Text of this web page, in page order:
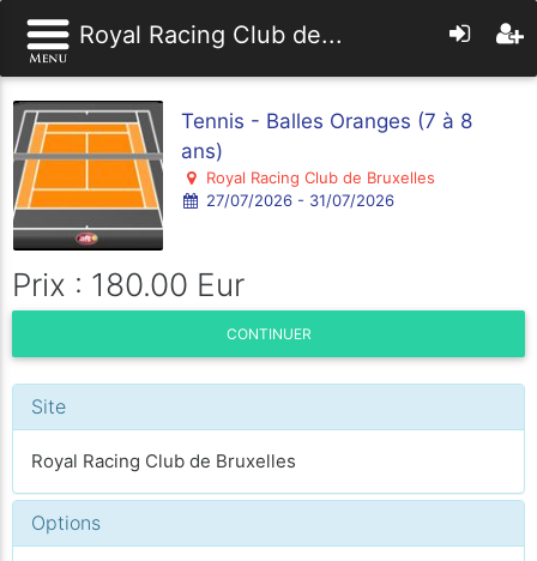
Royal Racing Club de...
Tennis - Balles Oranges (7 à 8
ans)
Royal Racing Club de Bruxelles
27/07/2026 - 31/07/2026
Prix : 180.00 Eur
CONTINUER
Site
Royal Racing Club de Bruxelles
Options